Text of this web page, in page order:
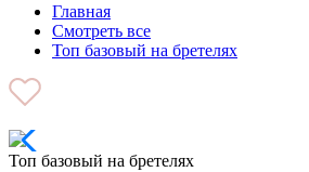
Главная
Смотреть все
Топ базовый на бретелях
Топ базовый на бретелях